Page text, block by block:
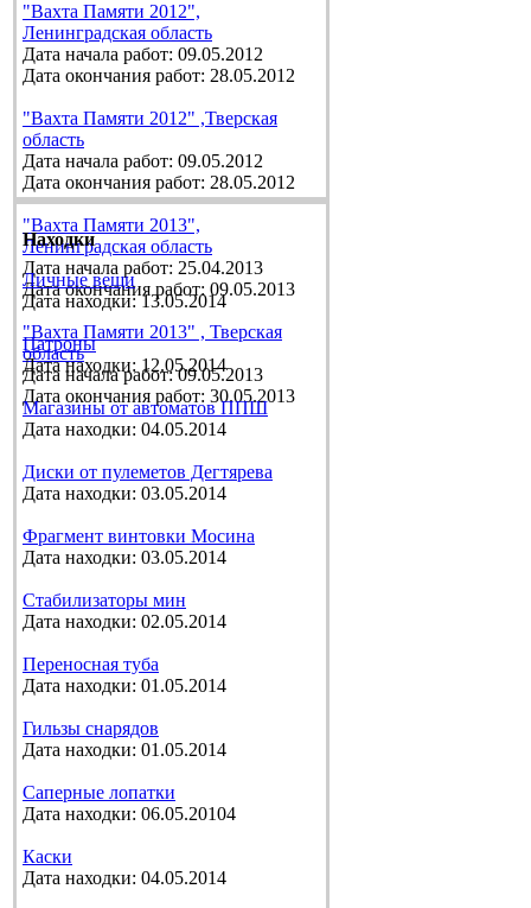
"Вахта Памяти 2012",
Ленинградская область
Дата начала работ: 09.05.2012
Дата окончания работ: 28.05.2012
"Вахта Памяти 2012" ,Тверская
область
Дата начала работ: 09.05.2012
Дата окончания работ: 28.05.2012
"Вахта Памяти 2013",
Ленинградская область
Дата начала работ: 25.04.2013
Дата окончания работ: 09.05.2013
"Вахта Памяти 2013" , Тверская
область
Дата начала работ: 09.05.2013
Дата окончания работ: 30.05.2013
Находки
Личные вещи
Дата находки: 13.05.2014
Патроны
Дата находки: 12.05.2014
Магазины от автоматов ППШ
Дата находки: 04.05.2014
Диски от пулеметов Дегтярева
Дата находки: 03.05.2014
Фрагмент винтовки Мосина
Дата находки: 03.05.2014
Стабилизаторы мин
Дата находки: 02.05.2014
Переносная туба
Дата находки: 01.05.2014
Гильзы снарядов
Дата находки: 01.05.2014
Саперные лопатки
Дата находки: 06.05.20104
Каски
Дата находки: 04.05.2014